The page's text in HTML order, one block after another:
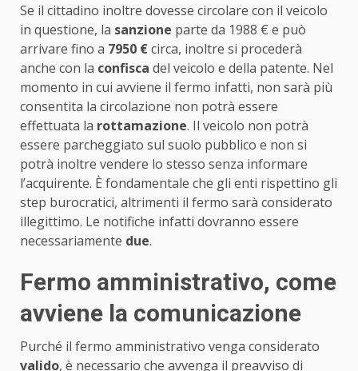
Se il cittadino inoltre dovesse circolare con il veicolo
in questione, la sanzione parte da 1988 € e può
arrivare fino a 7950 €circa, inoltre si procederà
anche con la confisca del veicolo e della patente. Nel
momento in cui avviene il fermo infatti, non sarà più
consentita la circolazione non potrà essere
effettuata la rottamazione. Il veicolo non potrà
essere parcheggiato sul suolo pubblico e non si
potrà inoltre vendere lo stesso senza informare
l’acquirente. È fondamentale che gli enti rispettino gli
step burocratici, altrimenti il fermo sarà considerato
illegittimo. Le notifiche infatti dovranno essere
necessariamente due.
Fermo amministrativo, come
avviene la comunicazione
Purché il fermo amministrativo venga considerato
valido, è necessario che avvenga il preavviso di